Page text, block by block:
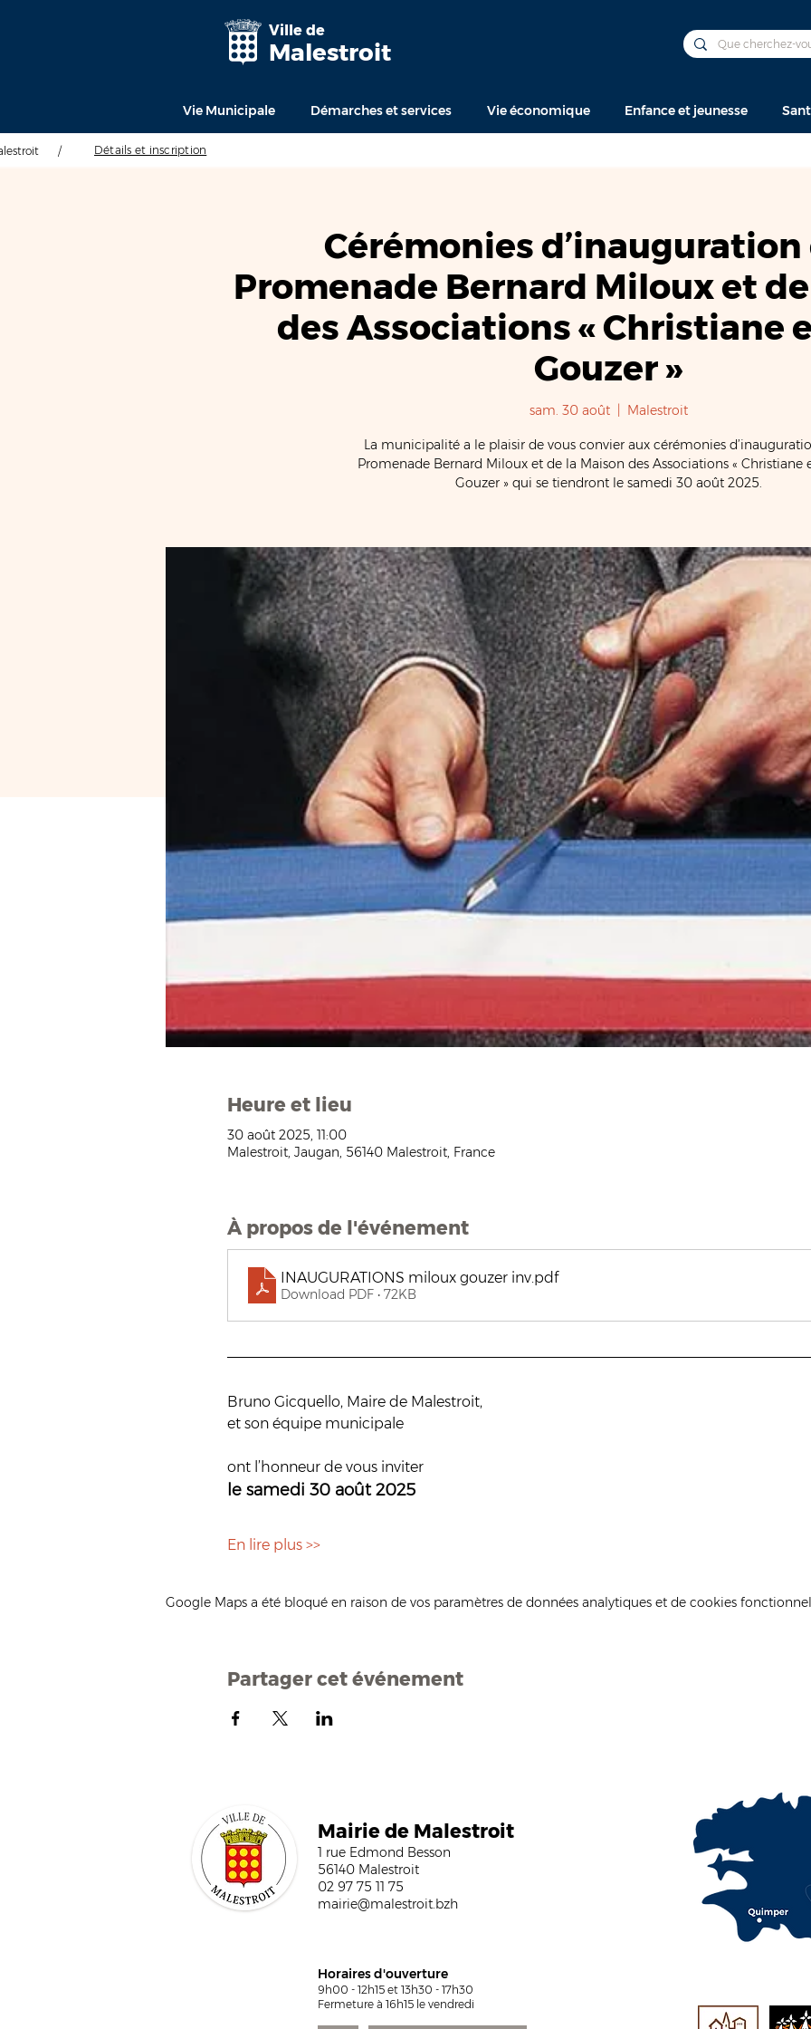
Ville de
Malestroit
Vie Municipale Démarches et services Vie économique Enfance et jeunesse
/ Détails et inscription
Cérémonies d’inauguration
Promenade Bernard Miloux et
des Associations « Christiane
Gouzer »
sam. 30 août
  |
Malestroit
La municipalité a le plaisir de vous convier aux cérémonies
Promenade Bernard Miloux et de la Maison des Associations « Christiane
Heure et lieu
30 août 2025, 11:00
Malestroit, Jaugan, 56140 Malestroit, France
À propos de l'événement
INAUGURATIONS miloux gouzer inv.pdf
Download PDF • 72KB
Bruno Gicquello, Maire de Malestroit,
et son équipe municipale
ont l’honneur de vous inviter
le samedi 30 août 2025
En lire plus >>
Google Maps a été bloqué en raison de vos paramètres de données analytiques et de cookies
Partager cet événement
Mairie de Malestroit
1 rue Edmond Besson
56140 Malestroit
02 97 75 11 75
mairie@malestroit.bzh
Horaires d'ouverture
9h00 - 12h15 et 13h30 - 17h30
Fermeture à 16h15 le vendredi